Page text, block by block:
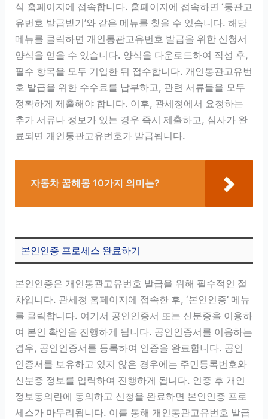
식 홈페이지에 접속합니다. 홈페이지에 접속하면 ‘통관고
유번호 발급받기’와 같은 메뉴를 찾을 수 있습니다. 해당
메뉴를 클릭하면 개인통관고유번호 발급을 위한 신청서
양식을 얻을 수 있습니다. 양식을 다운로드하여 작성 후,
필수 항목을 모두 기입한 뒤 접수합니다. 개인통관고유번
호 발급을 위한 수수료를 납부하고, 관련 서류들을 모두
정확하게 제출해야 합니다. 이후, 관세청에서 요청하는
추가 서류나 정보가 있는 경우 즉시 제출하고, 심사가 완
료되면 개인통관고유번호가 발급됩니다.
자동차 꿈해몽 10가지 의미는?
본인인증 프로세스 완료하기
본인인증은 개인통관고유번호 발급을 위해 필수적인 절
차입니다. 관세청 홈페이지에 접속한 후, ‘본인인증’ 메뉴
를 클릭합니다. 여기서 공인인증서 또는 신분증을 이용하
여 본인 확인을 진행하게 됩니다. 공인인증서를 이용하는
경우, 공인인증서를 등록하여 인증을 완료합니다. 공인
인증서를 보유하고 있지 않은 경우에는 주민등록번호와
신분증 정보를 입력하여 진행하게 됩니다. 인증 후 개인
정보동의란에 동의하고 신청을 완료하면 본인인증 프로
세스가 마무리됩니다. 이를 통해 개인통관고유번호 발급